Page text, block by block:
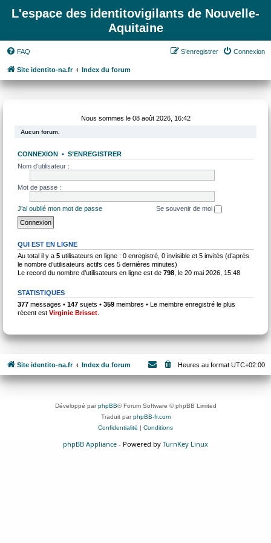
L'espace des identitovigilants de Nouvelle-
Aquitaine
FAQ Connexion
S’enregistrer
Site identito-na.fr Index du forum
Nous sommes le 08 août 2026, 16:42
Aucun forum.
CONNEXION • S’ENREGISTRER
Nom d’utilisateur :
Mot de passe :
J’ai oublié mon mot de passe Se souvenir de moi
QUI EST EN LIGNE
Au total il y a 5 utilisateurs en ligne : 0 enregistré, 0 invisible et 5 invités (d’après
le nombre d’utilisateurs actifs ces 5 dernières minutes)
Le record du nombre d’utilisateurs en ligne est de 798 , le 20 mai 2026, 15:48
STATISTIQUES
377 messages • 147 sujets • 359 membres • Le membre enregistré le plus
récent est Virginie Brisset
Site identito-na.fr Index du forum Heures au format UTC+02:00
Développé parphpBB® Forum Software © phpBB Limited
Traduit parphpBB-fr.com
Confidentialité | Conditions
phpBB Appliance - Powered by TurnKey Linux